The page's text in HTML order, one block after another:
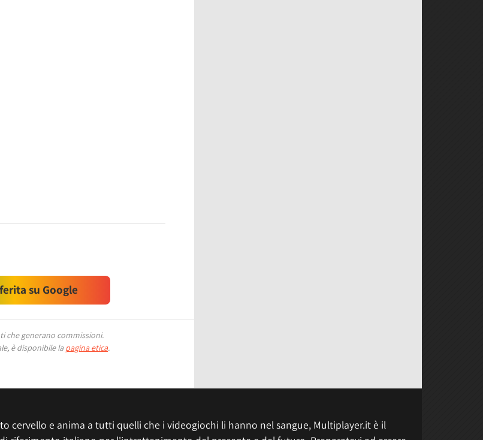
su Google
che generano commissioni.
è disponibile la pagina etica.
cervello e anima a tutti quelli che i videogiochi li hanno nel sangue, Multiplayer.it è il